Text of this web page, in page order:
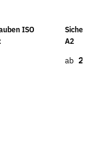
ISO
A2
ab